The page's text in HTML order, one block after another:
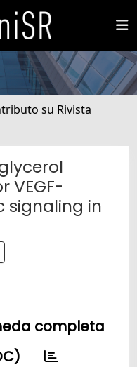
su Rivista
VEGF-
signaling in
completa